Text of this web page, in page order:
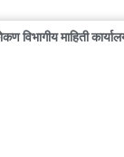
विभागीय माहिती